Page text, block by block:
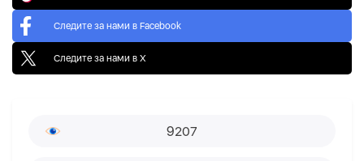
Следите за нами в Facebook
Следите за нами в X
9207